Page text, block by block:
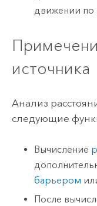
движении по
источника
Анализ
следующие
Вычисление
барьером
После